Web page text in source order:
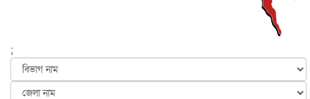
৫ আগস্ট, ২০২৬
পৃথিবীর দিকে আসছে বিধ্বংসী বস্তু, পারমাণবিক বোমা দিয়ে করা
আন্তর্জাতিক ৫ আগস্ট, ২০২৬
কেনিয়ায় ১৫ হাতির রহস্যজনক মৃত্যু, সন্দেহের মুখে কীটনাশকের
;